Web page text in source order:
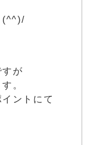
(^^)/
が
。
ントにて